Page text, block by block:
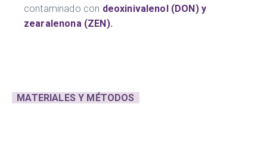
contaminado con deoxinivalenol (DON) y
zearalenona (ZEN).
MATERIALES Y MÉTODOS